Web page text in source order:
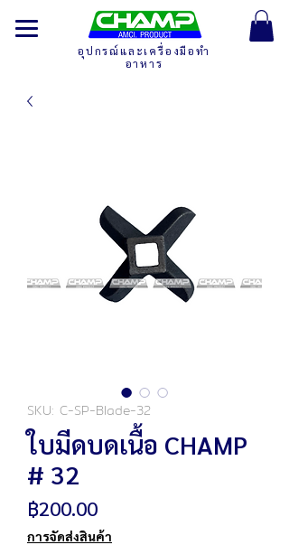
อุปกรณ์และเครื่องมือทำ
อาหาร
SKU: C-SP-Blade-32
ใบมีดบดเนื้อ CHAMP
# 32
฿200.00ราคา
การจัดส่งสินค้า